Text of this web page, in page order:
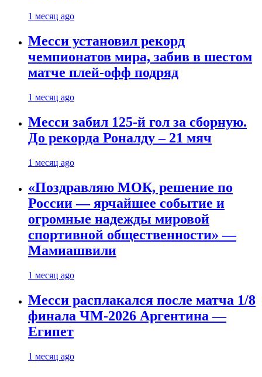
1 месяц ago
Месси установил рекорд
чемпионатов мира, забив в шестом
матче плей‑офф подряд
1 месяц ago
Месси забил 125-й гол за сборную.
До рекорда Роналду – 21 мяч
1 месяц ago
«Поздравляю МОК, решение по
России — ярчайшее событие и
огромные надежды мировой
спортивной общественности» —
Мамиашвили
1 месяц ago
Месси расплакался после матча 1/8
финала ЧМ-2026 Аргентина —
Египет
1 месяц ago